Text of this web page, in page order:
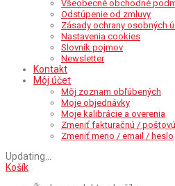
Všeobecné obchodné
Odstúpenie od zmluvy
Zásady ochrany osobných
Nastavenia cookies
Slovník pojmov
Newsletter
Kontakt
Môj účet
Môj zoznam obľúbených
Moje objednávky
Moje kalibrácie a overenia
Zmeniť fakturačnú /
Zmeniť meno / email / heslo
Updating…
Košík